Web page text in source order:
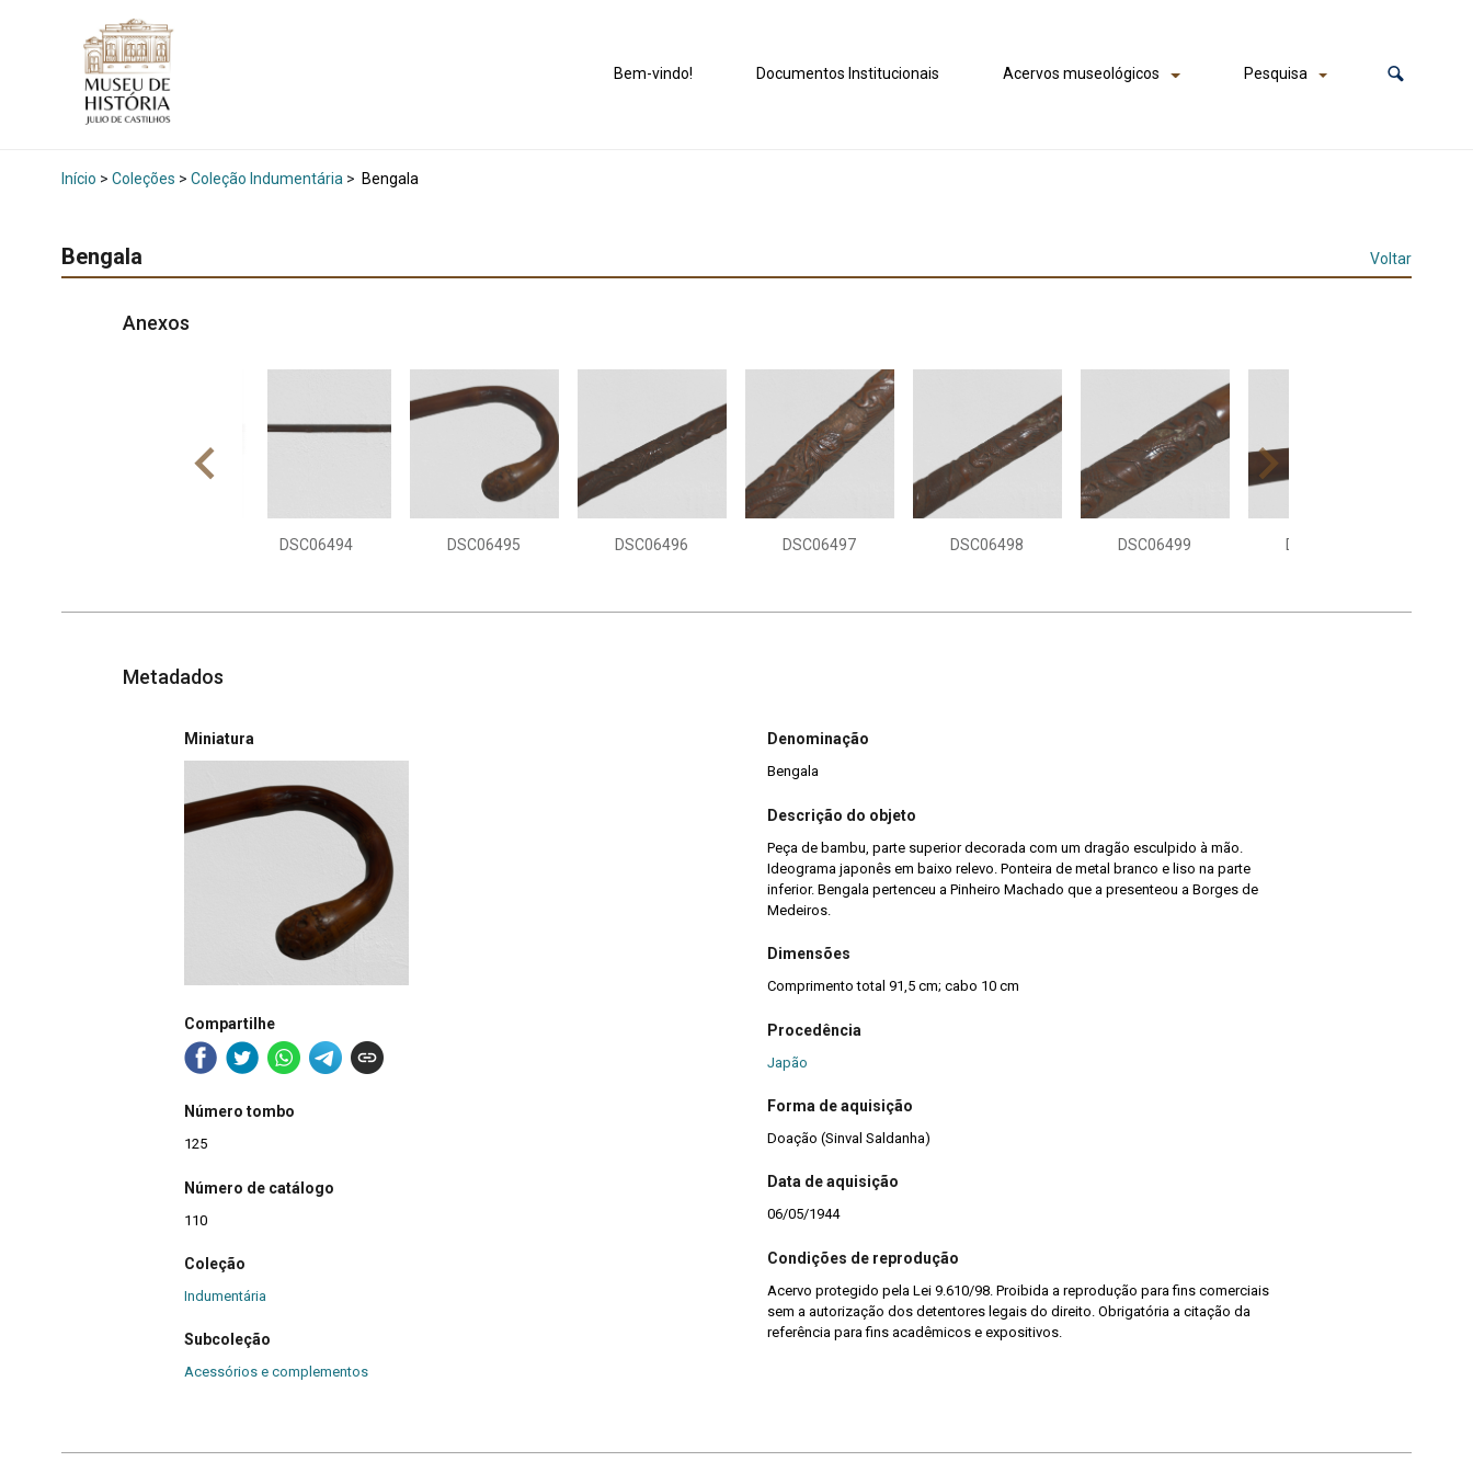
Bem-vindo! Documentos Institucionais Acervos museológicos Pesquisa
Início > Coleções > Coleção Indumentária > Bengala
Bengala Voltar
Anexos
DSC06494 DSC06495 DSC06496 DSC06497 DSC06498 DSC06499 DSC06500
Metadados
Miniatura
Compartilhe
Número tombo
125
Número de catálogo
110
Coleção
Indumentária
Subcoleção
Acessórios e complementos
Denominação
Bengala
Descrição do objeto
Peça de bambu, parte superior decorada com um dragão esculpido à mão.
Ideograma japonês em baixo relevo. Ponteira de metal branco e liso na parte
inferior. Bengala pertenceu a Pinheiro Machado que a presenteou a Borges de
Medeiros.
Dimensões
Comprimento total 91,5 cm; cabo 10 cm
Procedência
Japão
Forma de aquisição
Doação (Sinval Saldanha)
Data de aquisição
06/05/1944
Condições de reprodução
Acervo protegido pela Lei 9.610/98. Proibida a reprodução para fins comerciais
sem a autorização dos detentores legais do direito. Obrigatória a citação da
referência para fins acadêmicos e expositivos.